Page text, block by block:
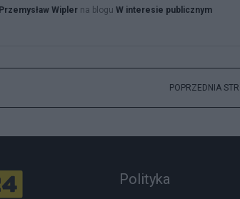
Przemysław Wipler na blogu W interesie publicznym
POPRZEDNIA
Polityka